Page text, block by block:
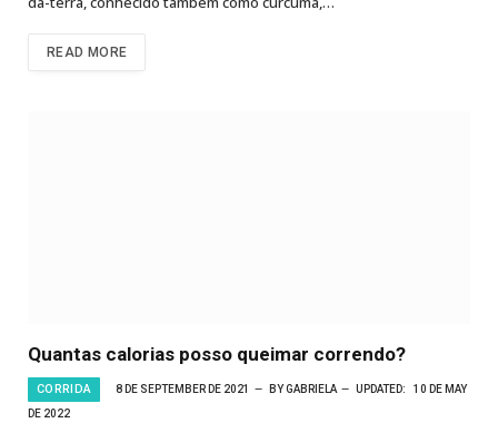
READ MORE
Quantas calorias posso queimar correndo?
CORRIDA 8 DE SEPTEMBER DE 2021 BYGABRIELA UPDATED:
10 DE MAY
DE 2022